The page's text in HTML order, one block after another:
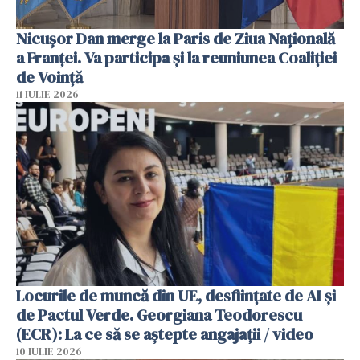
Nicuşor Dan merge la Paris de Ziua Naţională
a Franţei. Va participa şi la reuniunea Coaliţiei
de Voinţă
11 IULIE 2026
Locurile de muncă din UE, desființate de AI și
de Pactul Verde. Georgiana Teodorescu
(ECR): La ce să se aștepte angajații / video
10 IULIE 2026